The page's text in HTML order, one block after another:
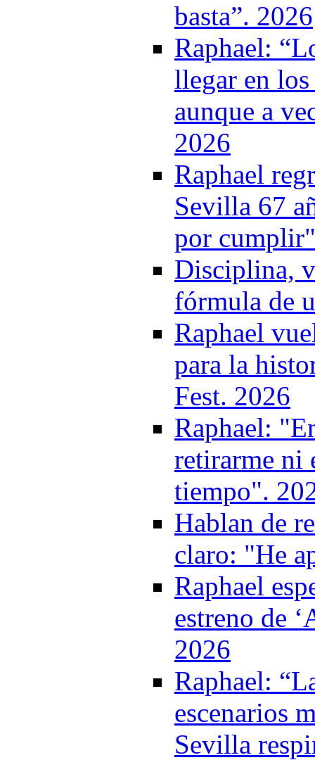
basta”. 2026
Raphael:
llegar en
aunque a
2026
Raphael
Sevilla 67
por
Disciplina,
fórmula de
Raphael
para la
Fest. 2026
Raphael:
retirarme ni
tiempo".
Hablan de
claro: "He
Raphael
estreno de
2026
Raphael:
escenarios
Sevilla